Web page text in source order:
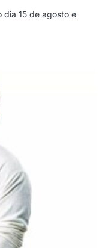
15 de agosto e